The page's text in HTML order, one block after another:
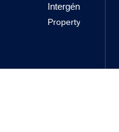
Property Info